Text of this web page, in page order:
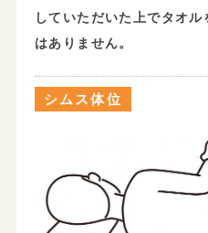
していただいた上でタオ
はありません。
シムス体位